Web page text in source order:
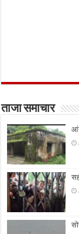
ताजा समाचार